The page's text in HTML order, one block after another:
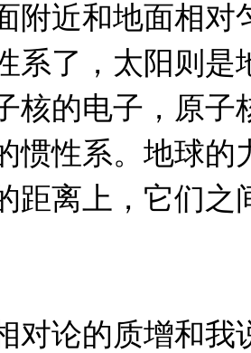
附近和地面相
系了，太阳则是
核的电子，原子
惯性系。地球的
距离上，它们
对论的质增和